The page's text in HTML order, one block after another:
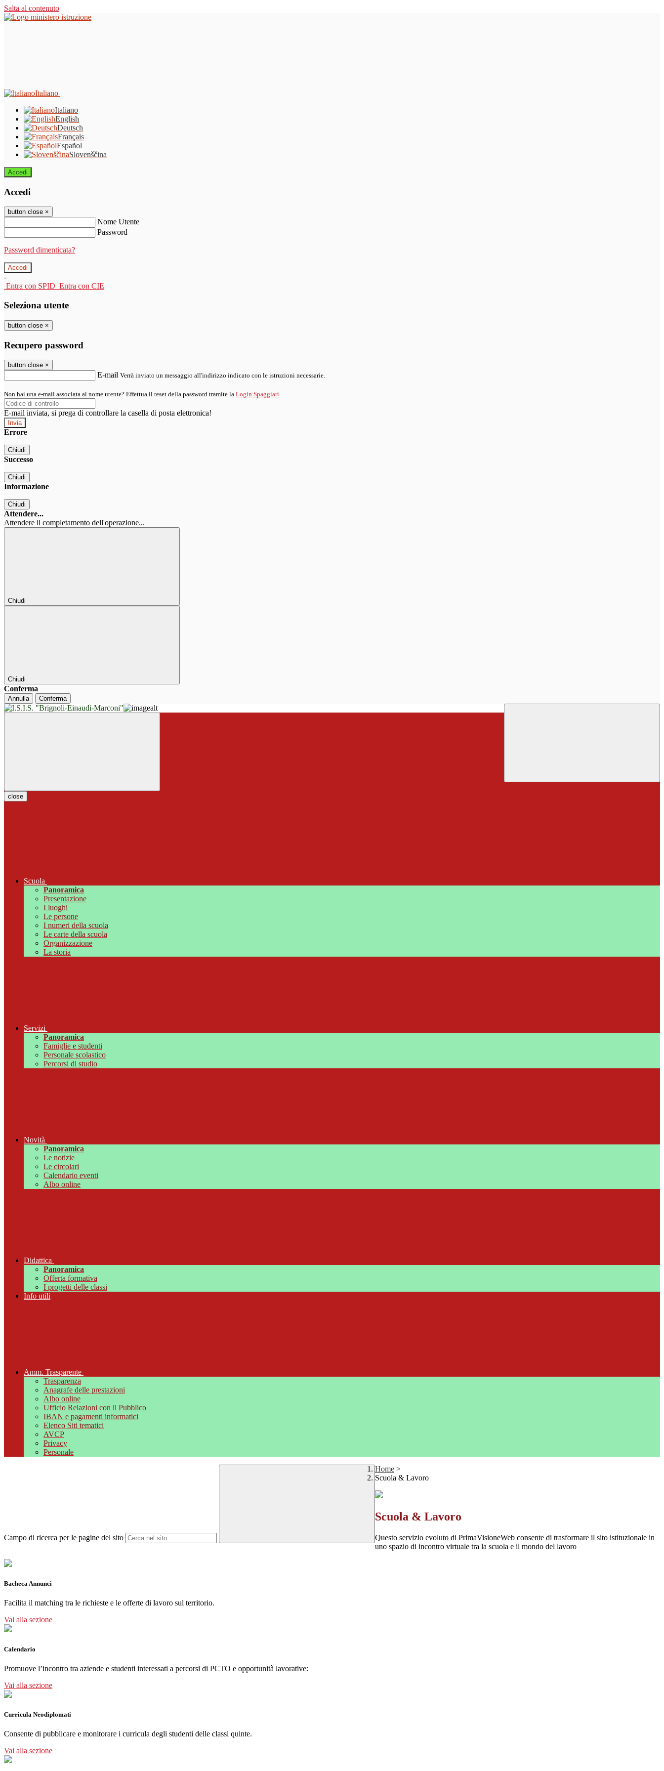
Salta al contenuto
Italiano
Italiano
English
Deutsch
Français
Español
Slovenščina
Accedi
Accedi
button close ×
Nome Utente
Password
Password dimenticata?
-
Entra con SPID Entra con CIE
Seleziona utente
button close ×
Recupero password
button close ×
E-mail Verrà inviato un messaggio all'indirizzo indicato con le istruzioni necessarie.
Non hai una e-mail associata al nome utente? Effettua il reset della password tramite la Login Spaggiari
E-mail inviata, si prega di controllare la casella di posta elettronica!
Errore
Chiudi
Successo
Chiudi
Informazione
Chiudi
Attendere...
Attendere il completamento dell'operazione...
Chiudi
Chiudi
Conferma
Annulla Conferma
close
Scuola
Panoramica
Presentazione
I luoghi
Le persone
I numeri della scuola
Le carte della scuola
Organizzazione
La storia
Servizi
Panoramica
Famiglie e studenti
Personale scolastico
Percorsi di studio
Novità
Panoramica
Le notizie
Le circolari
Calendario eventi
Albo online
Didattica
Panoramica
Offerta formativa
I progetti delle classi
Info utili
Amm. Trasparente
Trasparenza
Anagrafe delle prestazioni
Albo online
Ufficio Relazioni con il Pubblico
IBAN e pagamenti informatici
Elenco Siti tematici
AVCP
Privacy
Personale
Campo di ricerca per le pagine del sito
Home >
Scuola & Lavoro
Scuola & Lavoro
Questo servizio evoluto di PrimaVisioneWeb consente di trasformare il sito istituzionale in
uno spazio di incontro virtuale tra la scuola e il mondo del lavoro
Bacheca Annunci
Facilita il matching tra le richieste e le offerte di lavoro sul territorio.
Vai alla sezione
Calendario
Promuove l’incontro tra aziende e studenti interessati a percorsi di PCTO e opportunità lavorative:
Vai alla sezione
Curricula Neodiplomati
Consente di pubblicare e monitorare i curricula degli studenti delle classi quinte.
Vai alla sezione